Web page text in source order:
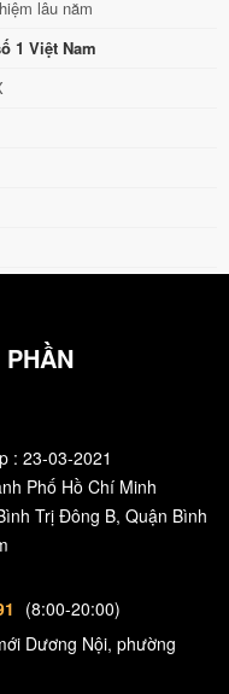
in Special Color (SC) and
Resistant option
of loudspeakers in
IP55: P
operation but is not
objects and water jets
is available in all
type is NL4.
standard colors for
the most popular Central
in special options
and
are available for
lâu năm
1 Việt Nam
: 23-03-2021
Phố Hồ Chí Minh
Trị Đông B, Quận Bình
(8:00-20:00)
Dương Nội, phường